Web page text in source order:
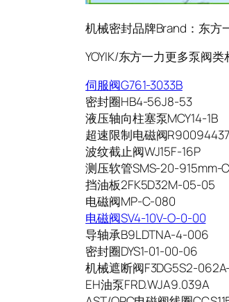
机械密封品牌Brand：东方
YOYIK/东方一力更多泵阀类
伺服阀G761-3033B
密封圈HB4-56J8-53
液压轴向柱塞泵MCY14-1B
超速限制电磁阀
波纹截止阀WJ15F-16P
测压软管SMS-20-915mm-C
挡油板2FK5D32M-05-05
电磁阀MP-C-080
电磁阀SV4-10V-O-0-00
导轴承B9LDTNA-4-006
密封圈DYS1-01-00-06
机械遮断阀F3DG5S2-
EH油泵FRD.WJA9.039A